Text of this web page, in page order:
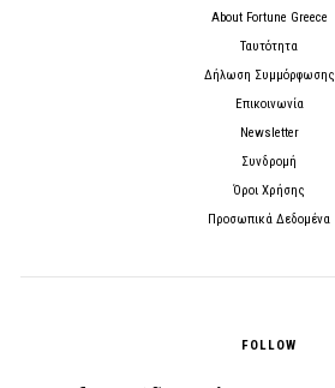
About Fortune Greece
Ταυτότητα
Δήλωση Συμμόρφωσης
Επικοινωνία
Newsletter
Συνδρομή
Όροι Χρήσης
Προσωπικά Δεδομένα
FOLLOW